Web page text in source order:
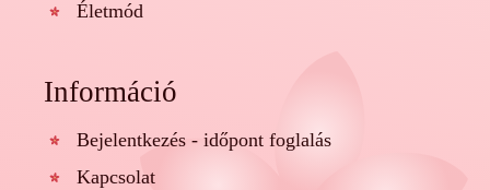
Életmód
Információ
Bejelentkezés - időpont foglalás
Kapcsolat